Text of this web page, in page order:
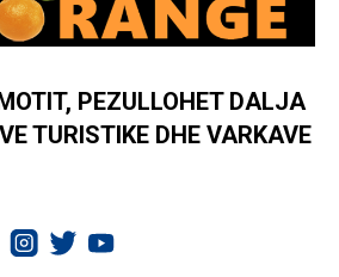
PEZULLOHET DALJA
TURISTIKE DHE VARKAVE